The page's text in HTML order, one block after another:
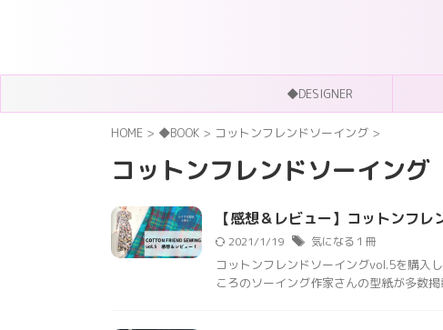
◆DESIGNER
HOME > ◆BOOK > コットンフレンドソーイング >
コットンフレンドソーイング
【感想＆レビュー】コットンフ
2021/1/19 気になる１冊
コットンフレンドソーイングvol.5を購入
ころのソーイング作家さんの型紙が多数